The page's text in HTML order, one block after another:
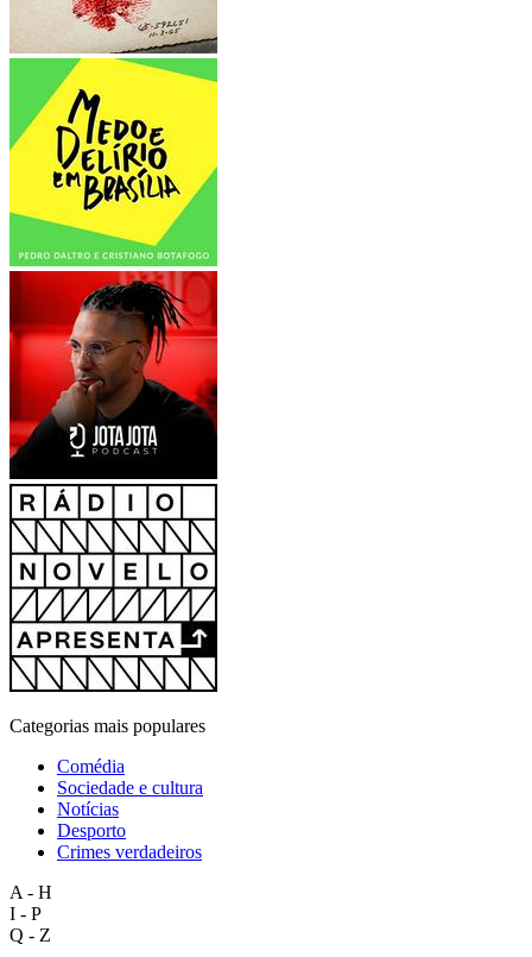
Categorias mais populares
Comédia
Sociedade e cultura
Notícias
Desporto
Crimes verdadeiros
A - H
I - P
Q - Z